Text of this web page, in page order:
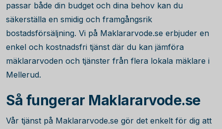
passar både din budget och dina behov kan du
säkerställa en smidig och framgångsrik
bostadsförsäljning. Vi på Maklararvode.se erbjuder en
enkel och kostnadsfri tjänst där du kan jämföra
mäklararvoden och tjänster från flera lokala mäklare i
Mellerud.
Så fungerar Maklararvode.se
Vår tjänst på Maklararvode.se gör det enkelt för dig att